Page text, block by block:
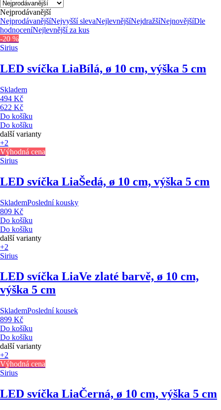
Nejprodávanější
NejprodávanějšíNejvyšší slevaNejlevnějšíNejdražšíNejnovějšíDle
hodnoceníNejlevnější za kus
-20 %
Sirius
LED svíčka LiaBílá, ø 10 cm, výška 5 cm
Skladem
494 Kč
622 Kč
Do košíku
Do košíku
další varianty
+2
Výhodná cena
Sirius
LED svíčka LiaŠedá, ø 10 cm, výška 5 cm
SklademPoslední kousky
809 Kč
Do košíku
Do košíku
další varianty
+2
Sirius
LED svíčka LiaVe zlaté barvě, ø 10 cm,
výška 5 cm
SklademPoslední kousek
899 Kč
Do košíku
Do košíku
další varianty
+2
Výhodná cena
Sirius
LED svíčka LiaČerná, ø 10 cm, výška 5 cm